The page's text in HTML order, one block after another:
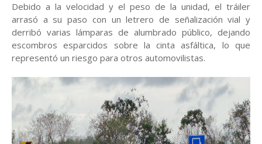
Debido a la velocidad y el peso de la unidad, el tráiler
arrasó a su paso con unletrero de señalizaciónvial y
derribó varias lámparas de alumbrado público, dejando
escombros esparcidos sobre la cinta asfáltica, lo que
representó un riesgo para otros automovilistas.